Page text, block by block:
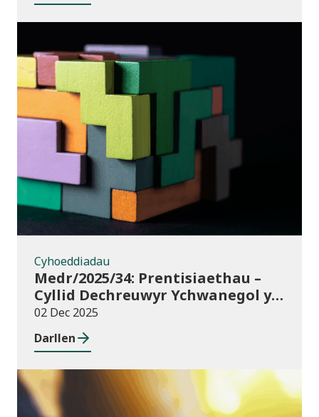
Cyhoeddiadau
Cyhoeddiadau
Medr/2025/34: Prentisiaethau –
Cyllid Dechreuwyr Ychwanegol y
Rhaglen Lywodraethu
02 Dec 2025
Darllen